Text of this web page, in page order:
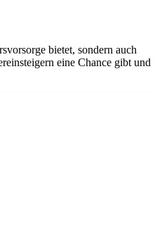
bietet, sondern auch
eine Chance gibt und